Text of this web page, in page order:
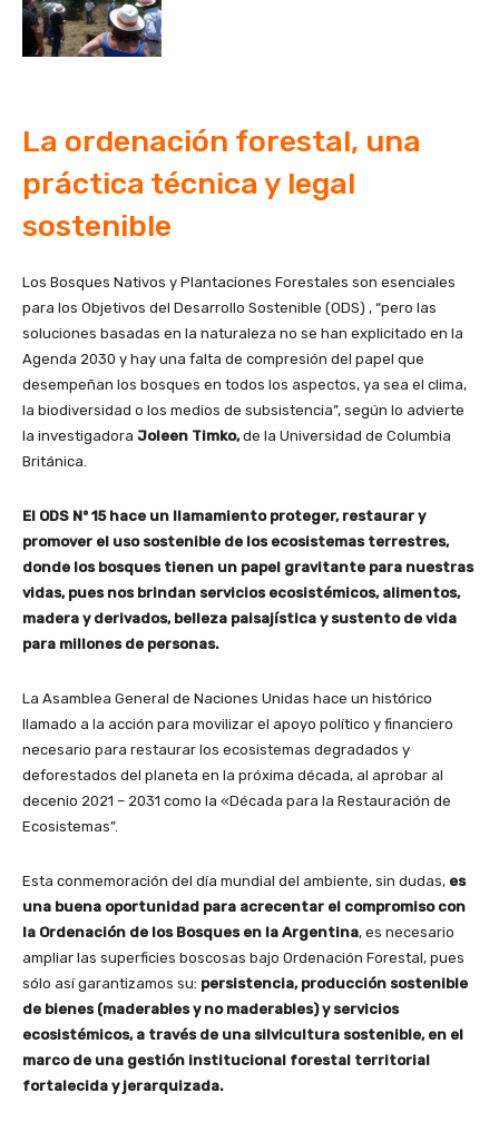
La ordenación forestal, una
práctica técnica y legal
sostenible
Los Bosques Nativos y Plantaciones Forestales son esenciales
para los Objetivos del Desarrollo Sostenible (ODS) , “pero las
soluciones basadas en la naturaleza no se han explicitado en la
Agenda 2030 y hay una falta de compresión del papel que
desempeñan los bosques en todos los aspectos, ya sea el clima,
la biodiversidad o los medios de subsistencia”, según lo advierte
la investigadora Joleen Timko,de la Universidad de Columbia
Británica.
El ODS Nº 15 hace un llamamiento proteger, restaurar y
promover el uso sostenible de los ecosistemas terrestres,
donde los bosques tienen un papel gravitante para nuestras
vidas, pues nos brindan servicios ecosistémicos, alimentos,
madera y derivados, belleza paisajística y sustento de vida
para millones de personas.
La Asamblea General de Naciones Unidas hace un histórico
llamado a la acción para movilizar el apoyo político y financiero
necesario para restaurar los ecosistemas degradados y
deforestados del planeta en la próxima década, al aprobar al
decenio 2021 – 2031 como la «Década para la Restauración de
Ecosistemas”.
Esta conmemoración del día mundial del ambiente, sin dudas, es
una buena oportunidad para acrecentar el compromiso con
la Ordenación de los Bosques en la Argentina, es necesario
ampliar las superficies boscosas bajo Ordenación Forestal, pues
sólo así garantizamos su: persistencia, producción sostenible
de bienes (maderables y no maderables) y servicios
ecosistémicos, a través de una silvicultura sostenible, en el
marco de una gestión institucional forestal territorial
fortalecida y jerarquizada.